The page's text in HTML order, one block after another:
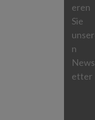
eren
Sie
n
etter